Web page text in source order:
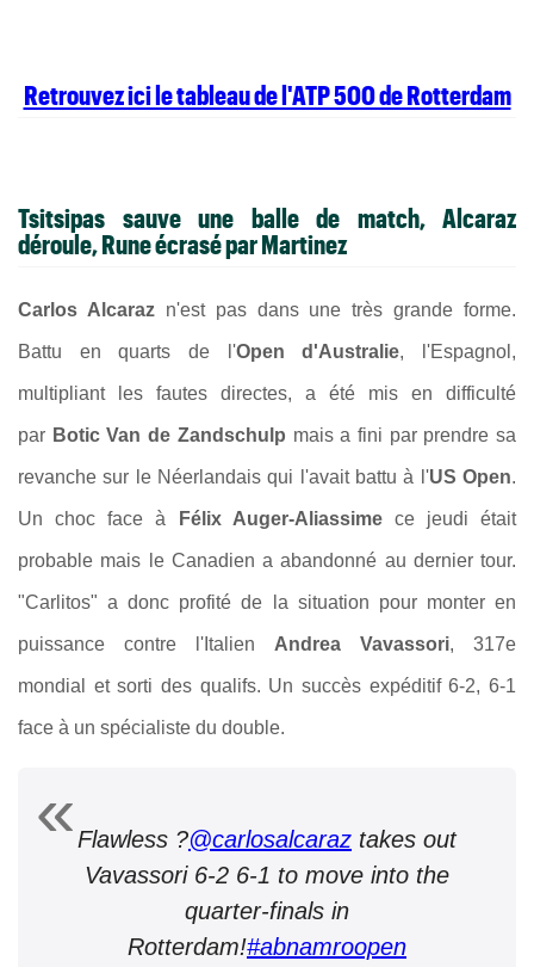
Retrouvez ici le tableau de l'ATP 500 de Rotterdam
Tsitsipas sauve une balle de match, Alcaraz
déroule, Rune écrasé par Martinez
Carlos Alcaraz n'est pas dans une très grande forme.
Battu en quarts de l'Open d'Australie, l'Espagnol,
multipliant les fautes directes, a été mis en difficulté
par Botic Van de Zandschulp mais a fini par prendre sa
revanche sur le Néerlandais qui l'avait battu à l'US Open.
Un choc face à Félix Auger-Aliassimece jeudi était
probable mais le Canadien a abandonné au dernier tour.
"Carlitos" a donc profité de la situation pour monter en
puissance contre l'Italien Andrea Vavassori, 317e
mondial et sorti des qualifs. Un succès expéditif 6-2, 6-1
face à un spécialiste du double.
Flawless ?@carlosalcaraz takes out
Vavassori 6-2 6-1 to move into the
quarter-finals in
Rotterdam!#abnamroopen